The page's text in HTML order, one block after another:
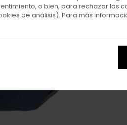
o bien, para rechazar las
de análisis). Para más